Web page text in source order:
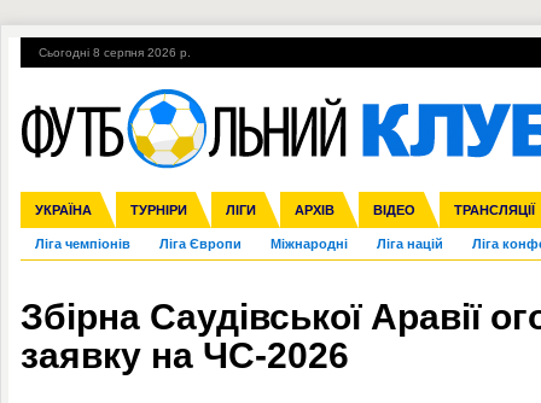
Сьогодні 8 серпня 2026 р.
УКРАЇНА ТУРНІРИ ЛІГИ АРХІВ ВІДЕО ТРАНСЛЯЦІЇ
Збірна Прем'єр-ліга Перша ліга Друга ліга Кубок України
Ліга чемпіонів Ліга Європи Міжнародні Ліга націй Ліга
Англія Іспанія Італія Німеччина Франція Інші
ЧС-2014 ЄВРО-2016 Росія Кубок конфедерацій ЧЄ-2015 (U-
Гарячі теми УПЛ, 2-й тур ВІЙНА УПЛ-ПЕРЕХОДИ
Збірна Саудівської Аравії
заявку на ЧС-2026